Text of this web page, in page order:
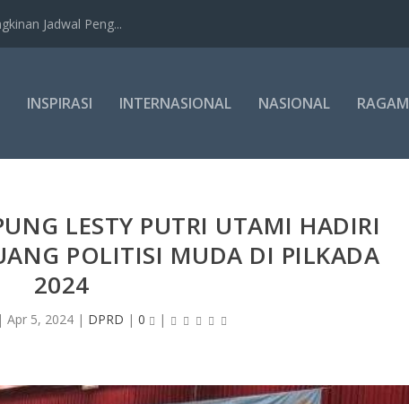
Jadwal Peng...
INSPIRASI INTERNASIONAL NASIONAL RAGAM
LESTY PUTRI UTAMI HADIRI
POLITISI MUDA DI PILKADA
2024
| Apr 5, 2024| DPRD | 0 |